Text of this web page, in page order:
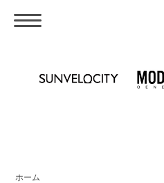
ホーム